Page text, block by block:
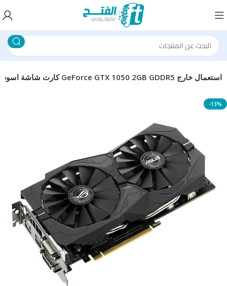
كارت شاشة اسوس GeForce GTX 1050 2GB GDDR5 استعمال خارج
-13%